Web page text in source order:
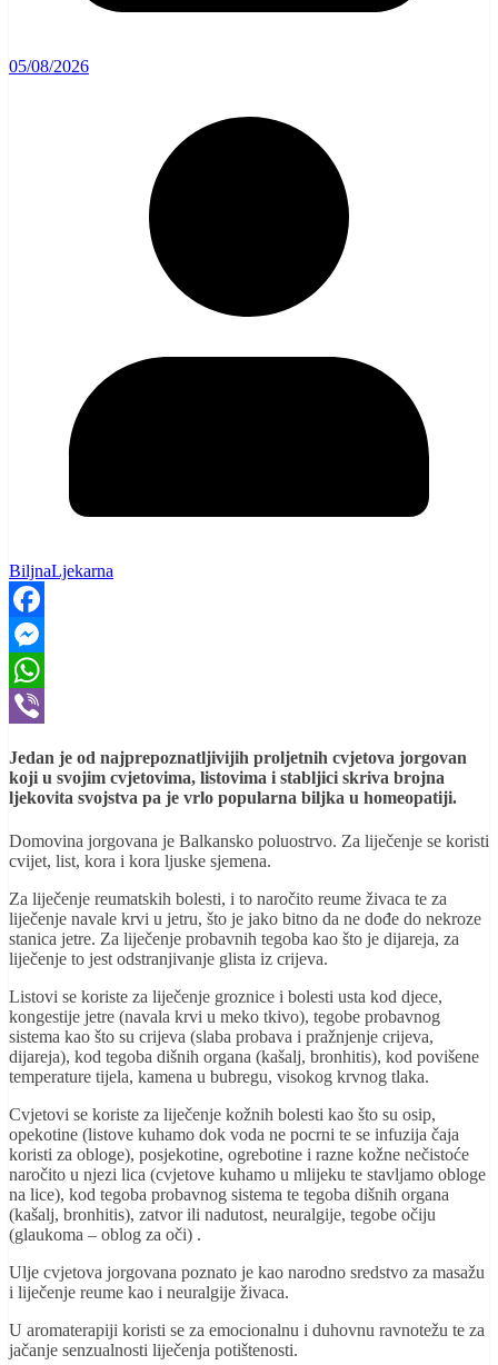
05/08/2026
BiljnaLjekarna
Facebook
Messenger
WhatsApp
Jedan je od najprepoznatljivijih proljetnih cvjetova jorgovan
koji u svojim cvjetovima, listovima i stabljici skriva brojna
ljekovita svojstva pa je vrlo popularna biljka u homeopatiji.
Domovina jorgovana je Balkansko poluostrvo. Za liječenje se koristi
cvijet, list, kora i kora ljuske sjemena.
Za liječenje reumatskih bolesti, i to naročito reume živaca te za
liječenje navale krvi u jetru, što je jako bitno da ne dođe do nekroze
stanica jetre. Za liječenje probavnih tegoba kao što je dijareja, za
liječenje to jest odstranjivanje glista iz crijeva.
Listovi se koriste za liječenje groznice i bolesti usta kod djece,
kongestije jetre (navala krvi u meko tkivo), tegobe probavnog
sistema kao što su crijeva (slaba probava i pražnjenje crijeva,
dijareja), kod tegoba dišnih organa (kašalj, bronhitis), kod povišene
temperature tijela, kamena u bubregu, visokog krvnog tlaka.
Cvjetovi se koriste za liječenje kožnih bolesti kao što su osip,
opekotine (listove kuhamo dok voda ne pocrni te se infuzija čaja
koristi za obloge), posjekotine, ogrebotine i razne kožne nečistoće
naročito u njezi lica (cvjetove kuhamo u mlijeku te stavljamo obloge
na lice), kod tegoba probavnog sistema te tegoba dišnih organa
(kašalj, bronhitis), zatvor ili nadutost, neuralgije, tegobe očiju
(glaukoma – oblog za oči) .
Ulje cvjetova jorgovana poznato je kao narodno sredstvo za masažu
i liječenje reume kao i neuralgije živaca.
U aromaterapiji koristi se za emocionalnu i duhovnu ravnotežu te za
jačanje senzualnosti liječenja potištenosti.